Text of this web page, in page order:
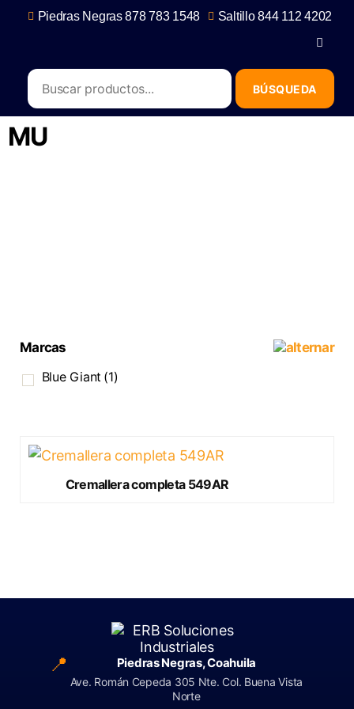
Piedras Negras 878 783 1548
Saltillo 844 112 4202
MU
Marcas
Blue Giant (1)
Cremallera completa 549AR
📍 Piedras Negras, Coahuila
Ave. Román Cepeda 305 Nte. Col. Buena Vista
Norte